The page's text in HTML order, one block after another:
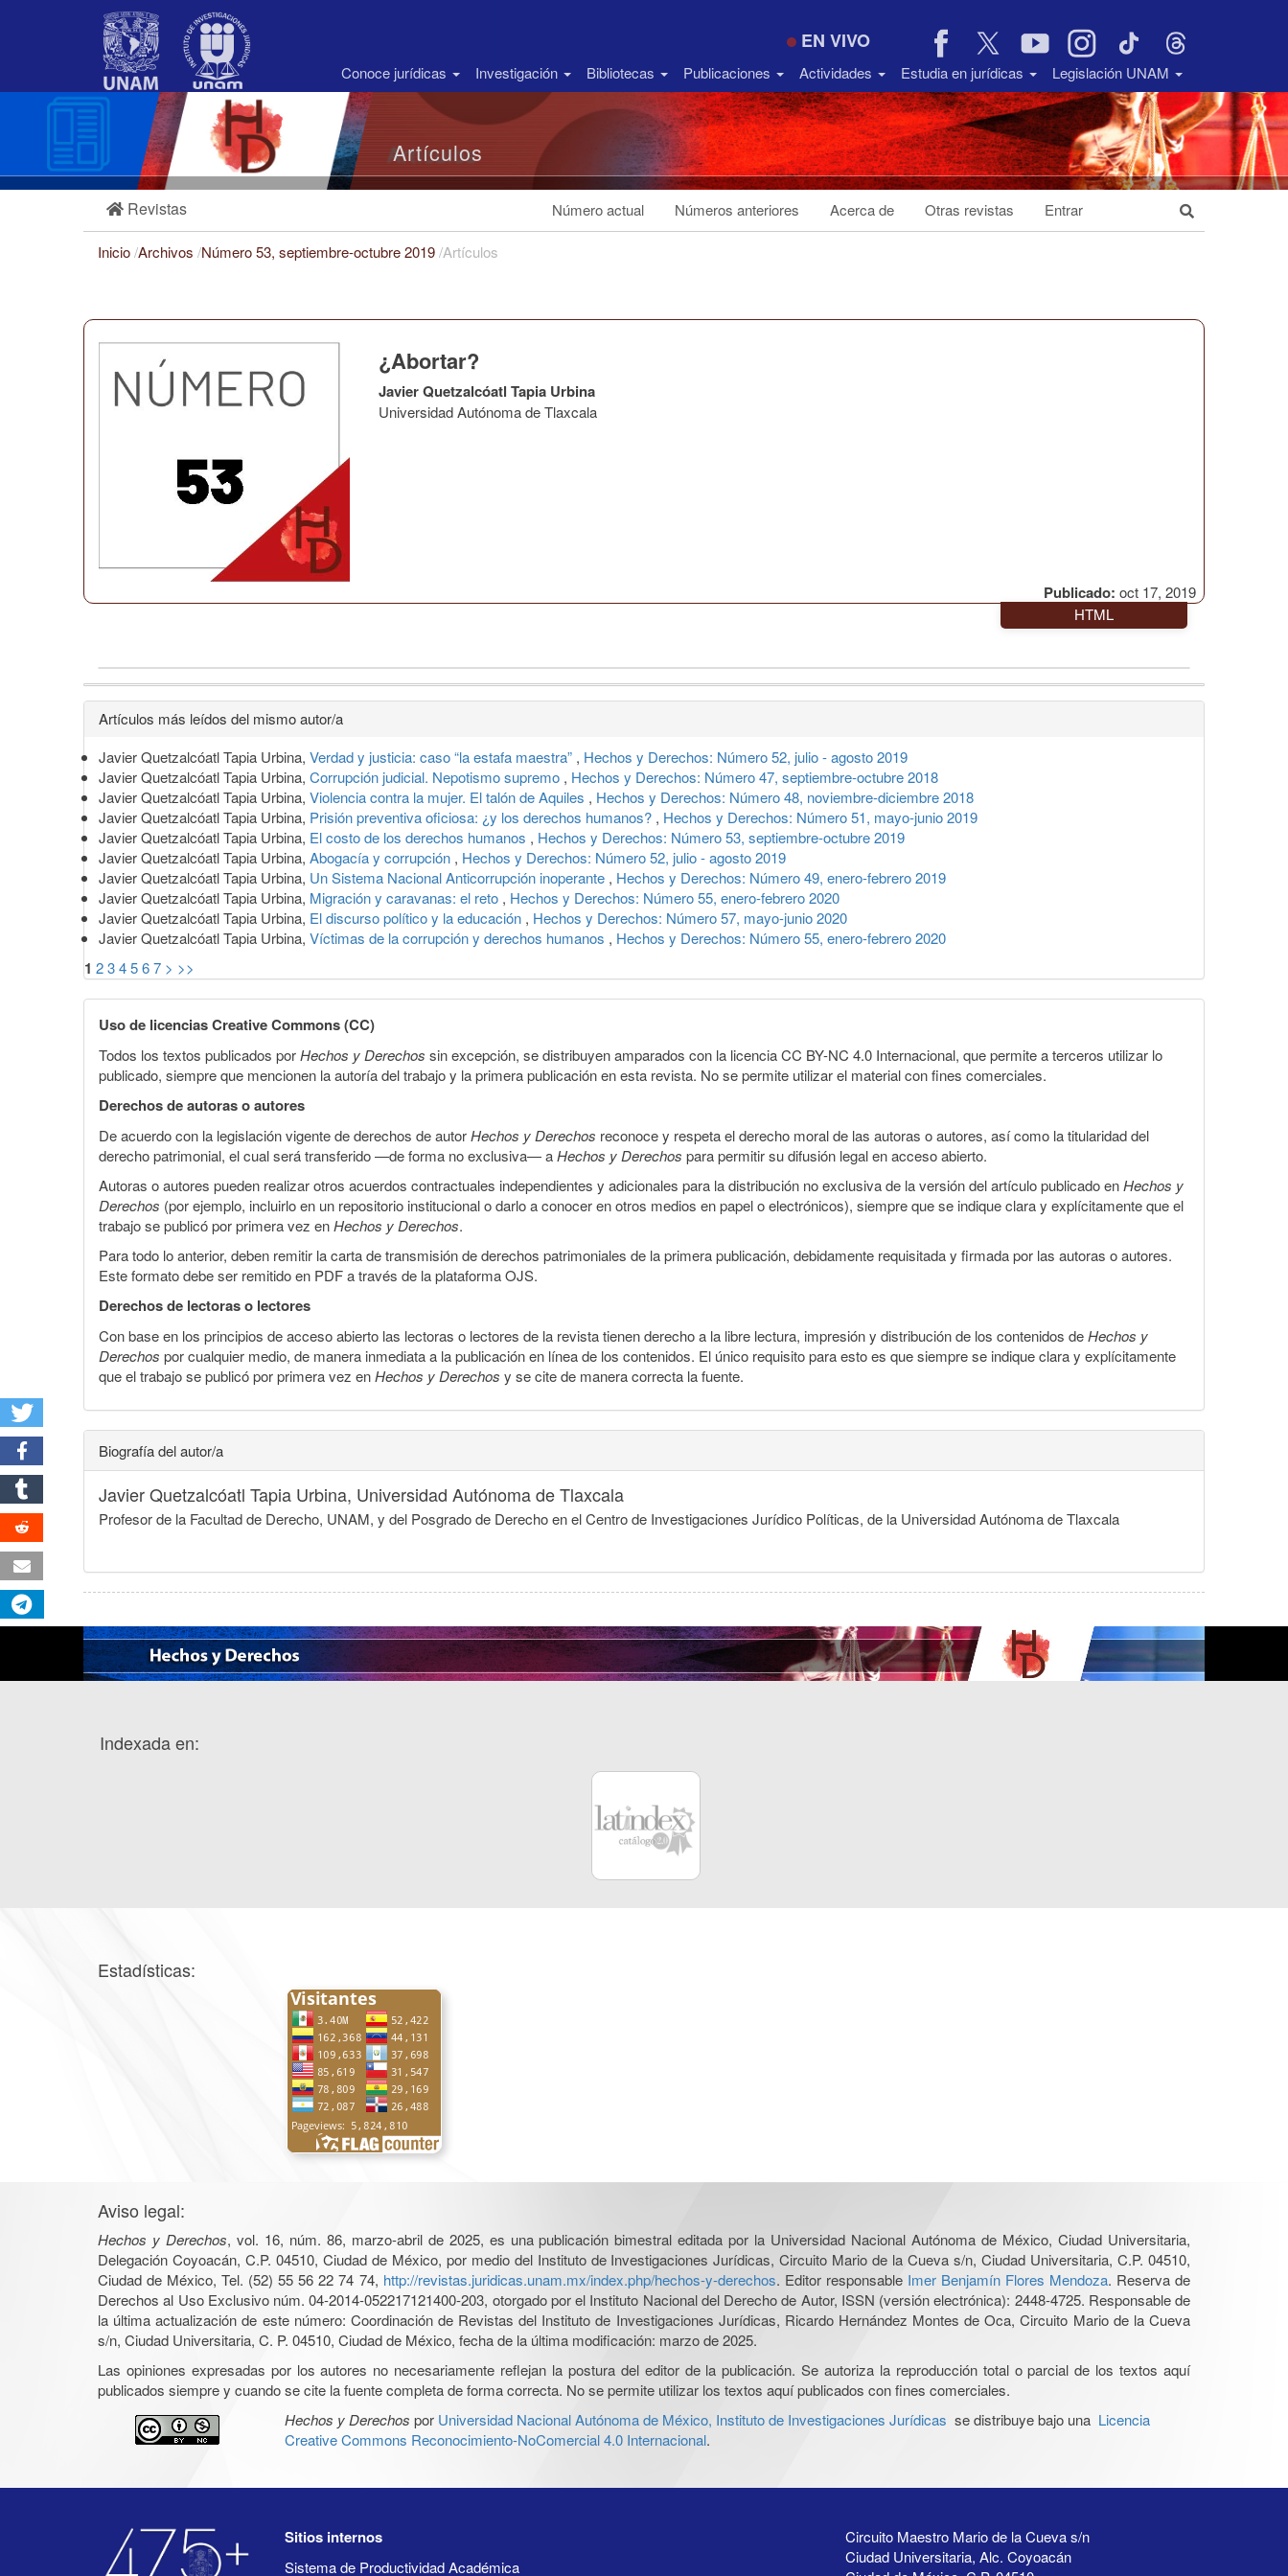
Barra
EN VIVO
Conoce jurídicas Investigación Bibliotecas Publicaciones Actividades Estudia en jurídicas Legislación UNAM
Artículos
Revistas Número actual Números anteriores Acerca de Otras revistas Entrar
Inicio/Archivos /Número 53, septiembre-octubre 2019/Artículos
Publicado: oct 17, 2019
¿Abortar?
Javier Quetzalcóatl Tapia Urbina
Universidad Autónoma de Tlaxcala
HTML
Detalles
del
artículo
Artículos más leídos del mismo autor/a
Javier Quetzalcóatl Tapia Urbina, Verdad y justicia: caso “la estafa maestra” , Hechos y Derechos: Número 52, julio - agosto 2019
Javier Quetzalcóatl Tapia Urbina, Corrupción judicial. Nepotismo supremo , Hechos y Derechos: Número 47, septiembre-octubre 2018
Javier Quetzalcóatl Tapia Urbina, Violencia contra la mujer. El talón de Aquiles , Hechos y Derechos: Número 48, noviembre-diciembre 2018
Javier Quetzalcóatl Tapia Urbina, Prisión preventiva oficiosa: ¿y los derechos humanos? , Hechos y Derechos: Número 51, mayo-junio 2019
Javier Quetzalcóatl Tapia Urbina, El costo de los derechos humanos , Hechos y Derechos: Número 53, septiembre-octubre 2019
Javier Quetzalcóatl Tapia Urbina, Abogacía y corrupción , Hechos y Derechos: Número 52, julio - agosto 2019
Javier Quetzalcóatl Tapia Urbina, Un Sistema Nacional Anticorrupción inoperante , Hechos y Derechos: Número 49, enero-febrero 2019
Javier Quetzalcóatl Tapia Urbina, Migración y caravanas: el reto , Hechos y Derechos: Número 55, enero-febrero 2020
Javier Quetzalcóatl Tapia Urbina, El discurso político y la educación , Hechos y Derechos: Número 57, mayo-junio 2020
Javier Quetzalcóatl Tapia Urbina, Víctimas de la corrupción y derechos humanos , Hechos y Derechos: Número 55, enero-febrero 2020
1 234567 > >>
Uso de licencias Creative Commons (CC)
Todos los textos publicados porHechos y Derechos sin excepción, se distribuyen amparados con la licencia CC BY-NC 4.0 Internacional, que permite a terceros utilizar lo
publicado, siempre que mencionen la autoría del trabajo y la primera publicación en esta revista. No se permite utilizar el material con fines comerciales.
Derechos de autoras o autores
De acuerdo con la legislación vigente de derechos de autorHechos y Derechos reconoce y respeta el derecho moral de las autoras o autores, así como la titularidad del
derecho patrimonial, el cual será transferido —de forma no exclusiva— aHechos y Derechos para permitir su difusión legal en acceso abierto.
Autoras o autores pueden realizar otros acuerdos contractuales independientes y adicionales para la distribución no exclusiva de la versión del artículo publicado enHechos y
Derechos (por ejemplo, incluirlo en un repositorio institucional o darlo a conocer en otros medios en papel o electrónicos), siempre que se indique clara y explícitamente que el
trabajo se publicó por primera vez enHechos y Derechos.
Para todo lo anterior, deben remitir la carta de transmisión de derechos patrimoniales de la primera publicación, debidamente requisitada y firmada por las autoras o autores.
Este formato debe ser remitido en PDF a través de la plataforma OJS.
Derechos de lectoras o lectores
Con base en los principios de acceso abierto las lectoras o lectores de la revista tienen derecho a la libre lectura, impresión y distribución de los contenidos deHechos y
Derechos por cualquier medio, de manera inmediata a la publicación en línea de los contenidos. El único requisito para esto es que siempre se indique clara y explícitamente
que el trabajo se publicó por primera vez enHechos y Derechos y se cite de manera correcta la fuente.
Biografía del autor/a
Javier Quetzalcóatl Tapia Urbina, Universidad Autónoma de Tlaxcala
Profesor de la Facultad de Derecho, UNAM, y del Posgrado de Derecho en el Centro de Investigaciones Jurídico Políticas, de la Universidad Autónoma de Tlaxcala
Indexada en:
Estadísticas:
Aviso legal:
Hechos y Derechos, vol. 16, núm. 86, marzo-abril de 2025, es una publicación bimestral editada por la Universidad Nacional Autónoma de México, Ciudad Universitaria,
Delegación Coyoacán, C.P. 04510, Ciudad de México, por medio del Instituto de Investigaciones Jurídicas, Circuito Mario de la Cueva s/n, Ciudad Universitaria, C.P. 04510,
Ciudad de México, Tel. (52) 55 56 22 74 74, http://revistas.juridicas.unam.mx/index.php/hechos-y-derechos. Editor responsable Imer Benjamín Flores Mendoza. Reserva de
Derechos al Uso Exclusivo núm. 04-2014-052217121400-203, otorgado por el Instituto Nacional del Derecho de Autor, ISSN (versión electrónica): 2448-4725. Responsable de
la última actualización de este número: Coordinación de Revistas del Instituto de Investigaciones Jurídicas, Ricardo Hernández Montes de Oca, Circuito Mario de la Cueva
s/n, Ciudad Universitaria, C. P. 04510, Ciudad de México, fecha de la última modificación: marzo de 2025.
Las opiniones expresadas por los autores no necesariamente reflejan la postura del editor de la publicación. Se autoriza la reproducción total o parcial de los textos aquí
publicados siempre y cuando se cite la fuente completa de forma correcta. No se permite utilizar los textos aquí publicados con fines comerciales.
Hechos y Derechos por Universidad Nacional Autónoma de México, Instituto de Investigaciones Jurídicas se distribuye bajo una Licencia
Creative Commons Reconocimiento-NoComercial 4.0 Internacional.
Sitios internos
Sistema de Productividad Académica
Circuito Maestro Mario de la Cueva s/n
Ciudad Universitaria, Alc. Coyoacán